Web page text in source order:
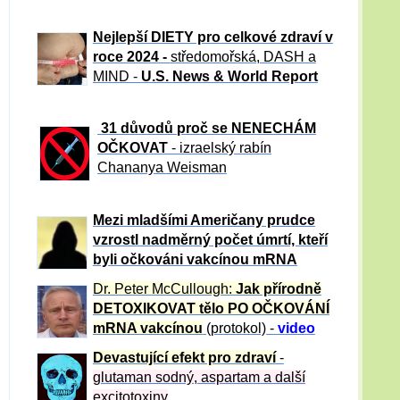
Nejlepší DIETY pro celkové zdraví v
roce 2024 - středomořská, DASH a
MIND - U.S. News & World Report
31 důvod ů proč se NENECHÁM
OČKOVAT - izraelský rabín
Chananya Weisman
Mezi mladšími Američany prudce
vzrostl nadměrný počet úmrtí, kteří
byli očkováni vakcínou mRNA
Dr. Peter McCullough: Jak přírodně
DETOXIKOVAT tělo PO OČKOVÁNÍ
mRNA vakcínou (protokol) - video
Devastující efekt pro zdraví-
glutaman sodný, aspartam a další
excitotoxiny